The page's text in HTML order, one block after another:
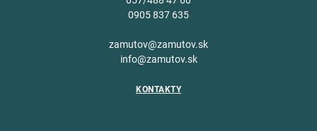
0905 837 635
zamutov@zamutov.sk
info@zamutov.sk
KONTAKTY